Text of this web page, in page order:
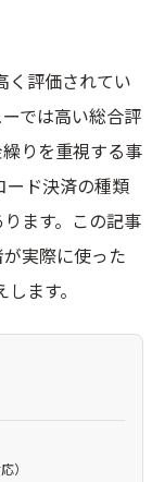
く評価されてい
では高い総合評
りを重視する事
ード決済の種類
ます。この記事
実際に使った
ます。
）